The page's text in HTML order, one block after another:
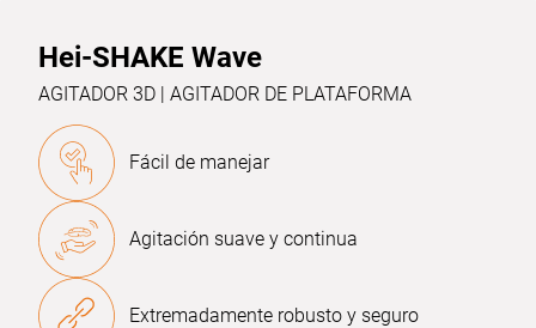
Hei-SHAKE Wave
AGITADOR 3D | AGITADOR DE PLATAFORMA
Fácil de manejar
Agitación suave y continua
Extremadamente robusto y seguro